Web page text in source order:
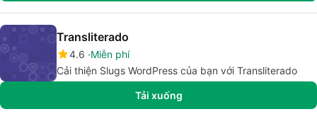
Transliterado
4.6 Miễn phí
Cải thiện Slugs WordPress của bạn với Transliterado
Tải xuống